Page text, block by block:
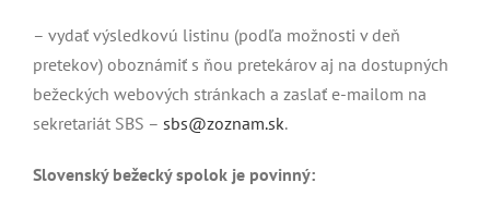
– vydať výsledkovú listinu (podľa možnosti v deň
pretekov) oboznámiť s ňou pretekárov aj na dostupných
bežeckých webových stránkach a zaslať e-mailom na
sekretariát SBS – sbs@zoznam.sk.
Slovenský bežecký spolok je povinný: